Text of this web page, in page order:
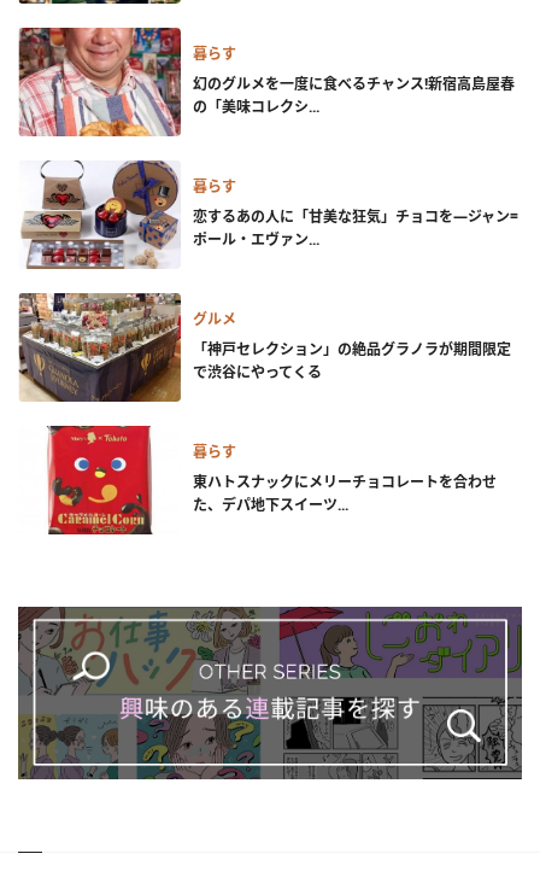
暮らす
幻のグルメを一度に食べるチャンス!新宿高島屋春
の「美味コレクシ...
暮らす
恋するあの人に「甘美な狂気」チョコを―ジャン=
ポール・エヴァン...
グルメ
「神戸セレクション」の絶品グラノラが期間限定
で渋谷にやってくる
暮らす
東ハトスナックにメリーチョコレートを合わせ
た、デパ地下スイーツ...